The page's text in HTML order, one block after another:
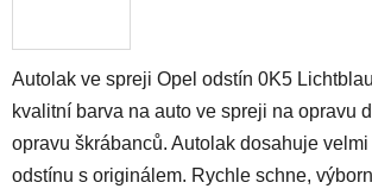
Autolak ve spreji Opel odstín 0K5
kvalitní barva na auto ve spreji na opravu
opravu škrábanců. Autolak dosahuje
odstínu s originálem. Rychle schne,